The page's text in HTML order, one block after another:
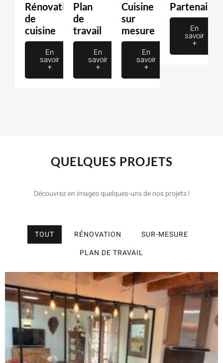
Rénovation
de
cuisine
En
savoir
+
Plan
de
travail
En
savoir
+
Cuisine
sur
mesure
En
savoir
+
Partenaire
En
savoir
+
QUELQUES PROJETS
Découvrez en images quelques-uns de nos projets !
TOUT RÉNOVATION
SUR-MESURE
PLAN DE TRAVAIL